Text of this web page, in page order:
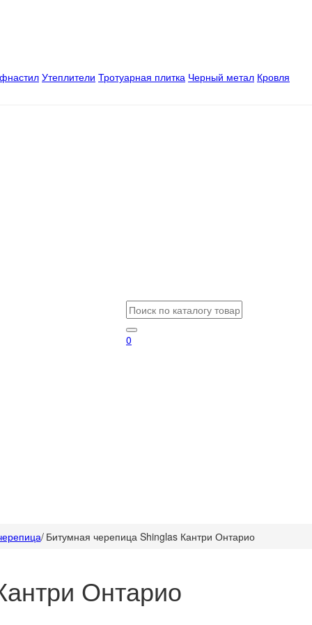
Утеплители Тротуарная плитка Черный метал Кровля
0
/ Битумная черепица Shinglas Кантри Онтарио
Онтарио